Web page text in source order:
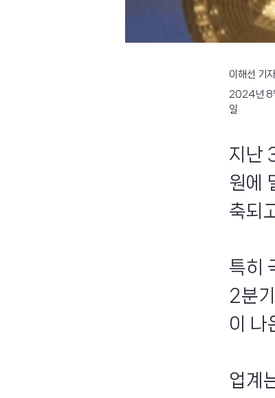
이해선 기자
2024년 8
일
지난
원에
축되
특히
2분
이 나
업계